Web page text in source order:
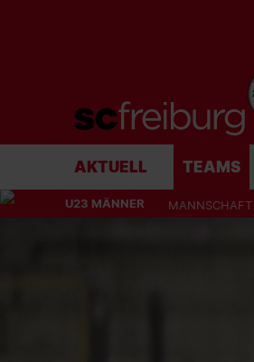
AKTUELL TEAMS
U23 MÄNNER MANNSCHAFT